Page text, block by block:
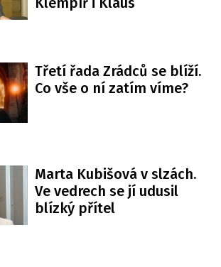
Třetí řada Zrádců se blíží.
Co vše o ní zatím víme?
Marta Kubišová v slzách.
Ve vedrech se jí udusil
blízký přítel